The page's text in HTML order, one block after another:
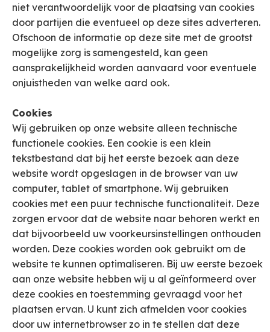
niet verantwoordelijk voor de plaatsing van cookies
door partijen die eventueel op deze sites adverteren.
Ofschoon de informatie op deze site met de grootst
mogelijke zorg is samengesteld, kan geen
aansprakelijkheid worden aanvaard voor eventuele
onjuistheden van welke aard ook.
Cookies
Wij gebruiken op onze website alleen technische
functionele cookies. Een cookie is een klein
tekstbestand dat bij het eerste bezoek aan deze
website wordt opgeslagen in de browser van uw
computer, tablet of smartphone. Wij gebruiken
cookies met een puur technische functionaliteit. Deze
zorgen ervoor dat de website naar behoren werkt en
dat bijvoorbeeld uw voorkeursinstellingen onthouden
worden. Deze cookies worden ook gebruikt om de
website te kunnen optimaliseren. Bij uw eerste bezoek
aan onze website hebben wij u al geïnformeerd over
deze cookies en toestemming gevraagd voor het
plaatsen ervan. U kunt zich afmelden voor cookies
door uw internetbrowser zo in te stellen dat deze